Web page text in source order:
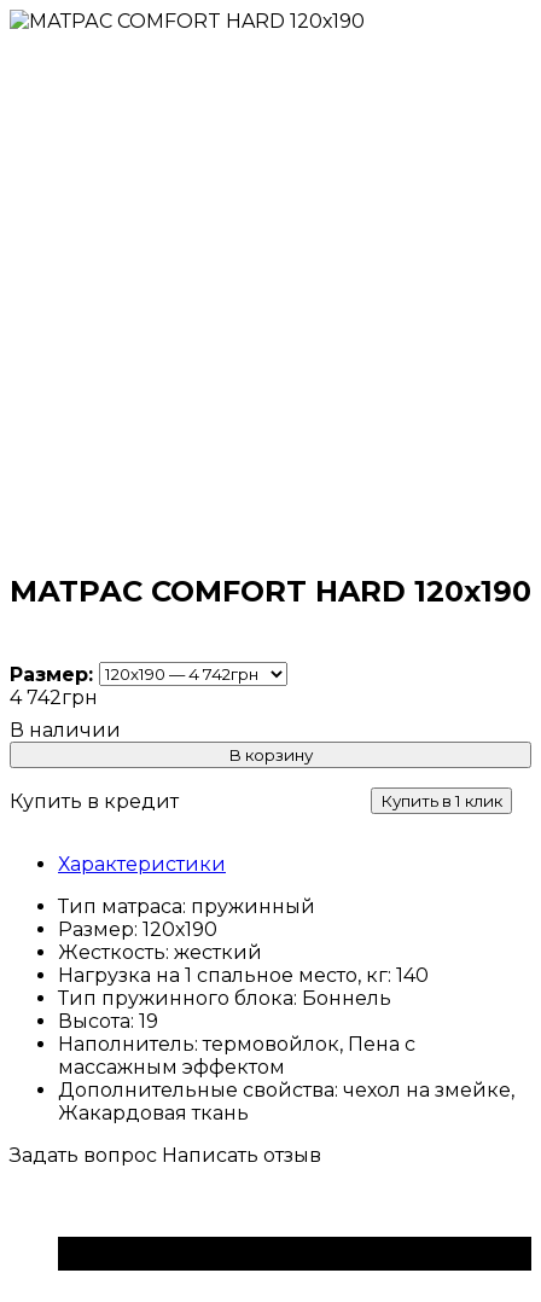
МАТРАС COMFORT HARD 120х190
Размер:
4 742грн
В корзину
Купить в кредит Купить в 1 клик
Характеристики
Тип матраса: пружинный
Размер: 120х190
Жесткость: жесткий
Нагрузка на 1 спальное место, кг: 140
Тип пружинного блока: Боннель
Высота: 19
Наполнитель:термовойлок, Пена с
массажным эффектом
Дополнительные свойства: чехол на змейке,
Жакардовая ткань
Задать вопрос Написать отзыв